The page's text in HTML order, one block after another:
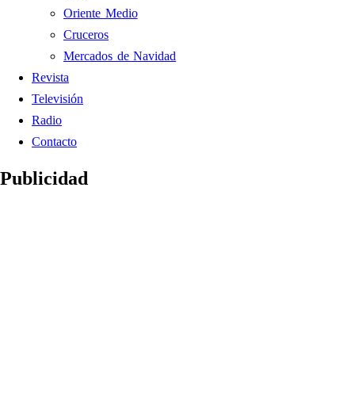
Oriente Medio
Cruceros
Mercados de Navidad
Revista
Televisión
Radio
Contacto
Publicidad